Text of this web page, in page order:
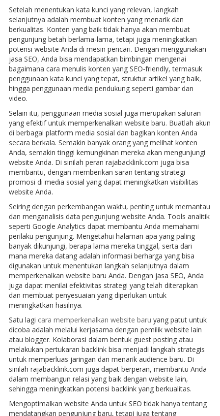
Setelah menentukan kata kunci yang relevan, langkah
selanjutnya adalah membuat konten yang menarik dan
berkualitas. Konten yang baik tidak hanya akan membuat
pengunjung betah berlama-lama, tetapi juga meningkatkan
potensi website Anda di mesin pencari. Dengan menggunakan
jasa SEO, Anda bisa mendapatkan bimbingan mengenai
bagaimana cara menulis konten yang SEO-friendly, termasuk
penggunaan kata kunci yang tepat, struktur artikel yang baik,
hingga penggunaan media pendukung seperti gambar dan
video.
Selain itu, penggunaan media sosial juga merupakan saluran
yang efektif untuk memperkenalkan website baru. Buatlah akun
di berbagai platform media sosial dan bagikan konten Anda
secara berkala. Semakin banyak orang yang melihat konten
Anda, semakin tinggi kemungkinan mereka akan mengunjungi
website Anda. Di sinilah peran rajabacklink.com juga bisa
membantu, dengan memberikan saran tentang strategi
promosi di media sosial yang dapat meningkatkan visibilitas
website Anda.
Seiring dengan perkembangan waktu, penting untuk memantau
dan menganalisis data pengunjung website Anda. Tools analitik
seperti Google Analytics dapat membantu Anda memahami
perilaku pengunjung. Mengetahui halaman apa yang paling
banyak dikunjungi, berapa lama mereka tinggal, serta dari
mana mereka datang adalah informasi berharga yang bisa
digunakan untuk menentukan langkah selanjutnya dalam
memperkenalkan website baru Anda. Dengan jasa SEO, Anda
juga dapat menilai efektivitas strategi yang telah diterapkan
dan membuat penyesuaian yang diperlukan untuk
meningkatkan hasilnya.
Satu lagi cara memperkenalkan website baru yang patut untuk
dicoba adalah melalui kerjasama dengan pemilik website lain
atau blogger. Kolaborasi dalam bentuk guest posting atau
melakukan pertukaran backlink bisa menjadi langkah strategis
untuk memperluas jaringan dan menarik audience baru. Di
sinilah rajabacklink.com juga dapat berperan, membantu Anda
dalam membangun relasi yang baik dengan website lain,
sehingga meningkatkan potensi backlink yang berkualitas.
Mengoptimalkan website Anda untuk SEO tidak hanya tentang
mendatangkan pengunjung baru, tetapi juga tentang